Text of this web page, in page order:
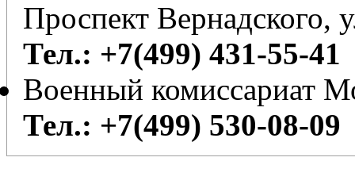
Проспект Вернадского,
Тел.: +7(499) 431-55-41
Военный комиссариат
Тел.: +7(499) 530-08-09